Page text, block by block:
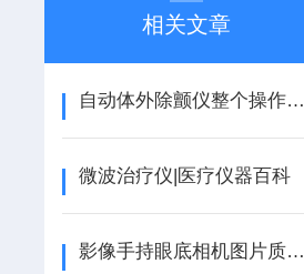
相关文章
自动体外除颤仪整个操作流程的方法和要点
微波治疗仪|医疗仪器百科
影像手持眼底相机图片质量的因素有哪些呢？